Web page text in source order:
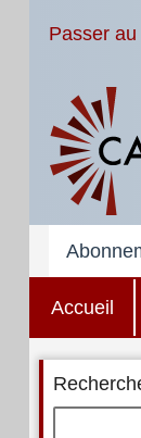
Passer
Accueil